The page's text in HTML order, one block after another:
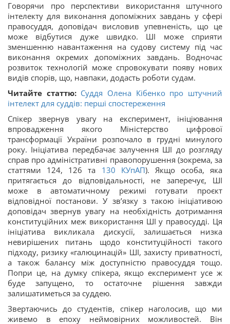
Говорячи про перспективи використання штучного
інтелекту для виконання допоміжних завдань у сфері
правосуддя, доповідач висловив упевненість, що це
може відбутися дуже швидко. ШІ може сприяти
зменшенню навантаження на судову систему під час
виконання окремих допоміжних завдань. Водночас
розвиток технологій може спровокувати появу нових
видів спорів, що, навпаки, додасть роботи судам.
Читайте статтю: Суддя Олена Кібенко про штучний
інтелект для суддів: перші спостереження
Спікер звернув увагу на експеримент, ініціювання
впровадження якого Міністерство цифрової
трансформації України розпочало в грудні минулого
року. Ініціатива передбачає залучення ШІ до розгляду
справ про адміністративні правопорушення (зокрема, за
статтями 124, 126 та 130 КУпАП). Якщо особа, яка
притягається до відповідальності, не заперечує, ШІ
може в автоматичному режимі готувати проєкт
відповідної постанови. У зв’язку з такою ініціативою
доповідач звернув увагу на необхідність дотримання
конституційних меж використання ШІ у правосудді. Ця
ініціатива викликала дискусії, залишається низка
невирішених питань щодо конституційності такого
підходу, ризику «галюцинацій» ШІ, захисту приватності,
а також балансу між доступністю правосуддя тощо.
Попри це, на думку спікера, якщо експеримент усе ж
буде запущено, то остаточне рішення завжди
залишатиметься за суддею.
Звертаючись до студентів, спікер наголосив, що ми
живемо в епоху неймовірних можливостей. Він